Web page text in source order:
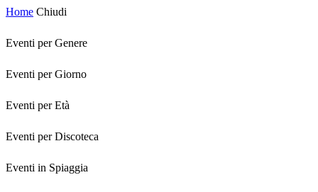
Home Chiudi
Eventi per Genere
Eventi per Giorno
Eventi per Età
Eventi per Discoteca
Eventi in Spiaggia